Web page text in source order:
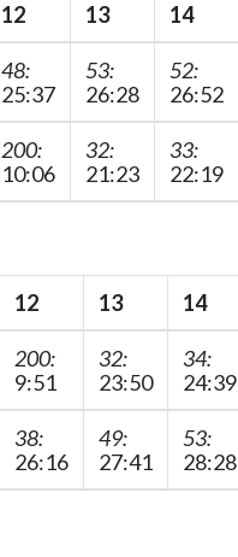
12 13 14
48:
25:37
53:
26:28
52:
26:52
200:
10:06
32:
21:23
33:
22:19
12 13 14
200:
9:51
32:
23:50
34:
24:39
38:
26:16
49:
27:41
53:
28:28